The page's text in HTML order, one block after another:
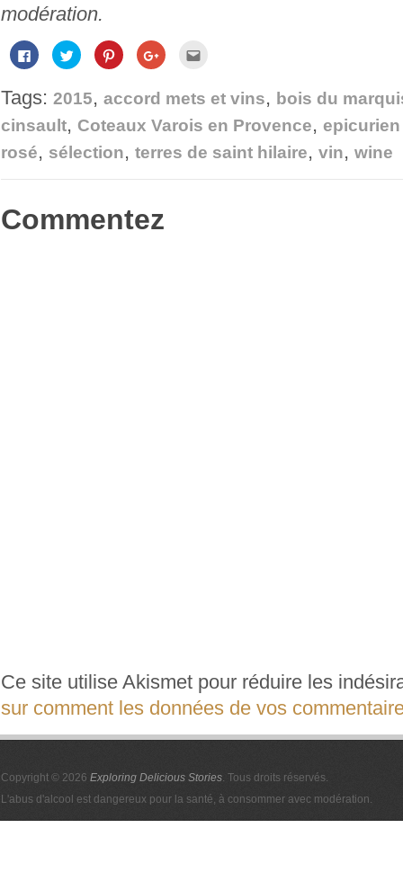
modération.
Cliquez
pour
partager
Facebook(ouvre
dans
nouvelle
fenêtre)
Cliquez
pour
partager
Twitter(ouvre
dans
une
nouvelle
Cliquez
pour
partager
Pinterest(ouvre
dans
nouvelle
Cliquez
pour
Google+
(ouvre
dans
une
fenêtre)
e-
mail
un
dans
une
fenêtre)
Tags: 2015, accord mets et vins, bois du
cinsault, Coteaux Varois en Provence,
rosé, sélection, terres de saint hilaire, vin, wine
Commentez
Ce site utilise Akismet pour réduire les
sur comment les données de vos
Copyright © 2026 Exploring Delicious Stories . Tous droits réservés.
L'abus d'alcool est dangereux pour la santé, à consommer avec modération.